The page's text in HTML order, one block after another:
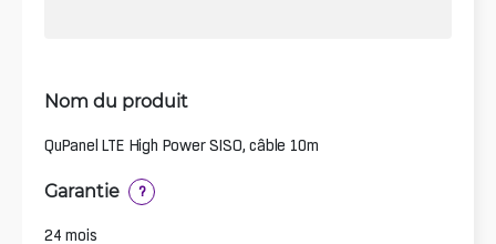
Nom du produit
QuPanel LTE High Power SISO, câble 10m
Garantie ?
24 mois